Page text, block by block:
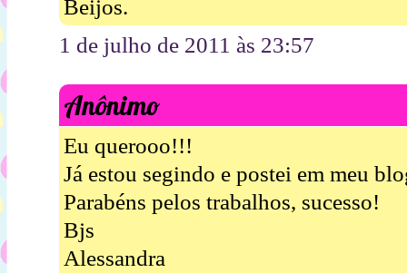
Beijos.
1 de julho de 2011 às 23:57
Anônimo
Eu querooo!!!
Já estou segindo e postei em meu
Parabéns pelos trabalhos, sucesso!
Bjs
Alessandra